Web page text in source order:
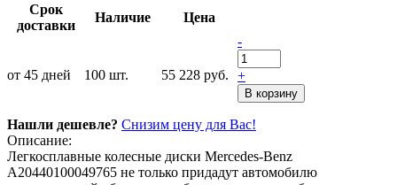
Срок
доставки
Наличие Цена
от 45 дней 100 шт. 55 228 руб.
-
+
В корзину
Нашли дешевле? Снизим цену для Вас!
Описание:
Легкосплавные колесные диски Mercedes-Benz
A20440100049765 не только придадут автомобилю